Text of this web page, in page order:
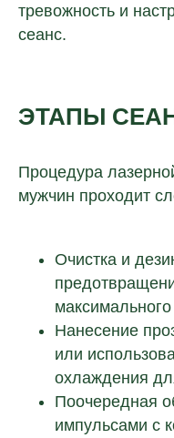
тревожность и
сеанс.
ЭТАПЫ
Процедура
мужчин проходит
Очистка и
Нанесение
или
охлаждения
Поочередная
импульсами с
и подробно
клинику в вашем
+7
соглашаюсь с
конфиденциальности
ипредоставлением